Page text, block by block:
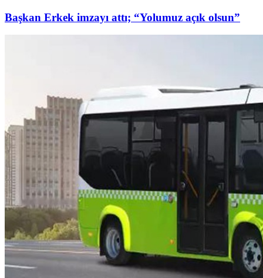
Başkan Erkek imzayı attı; “Yolumuz açık olsun”